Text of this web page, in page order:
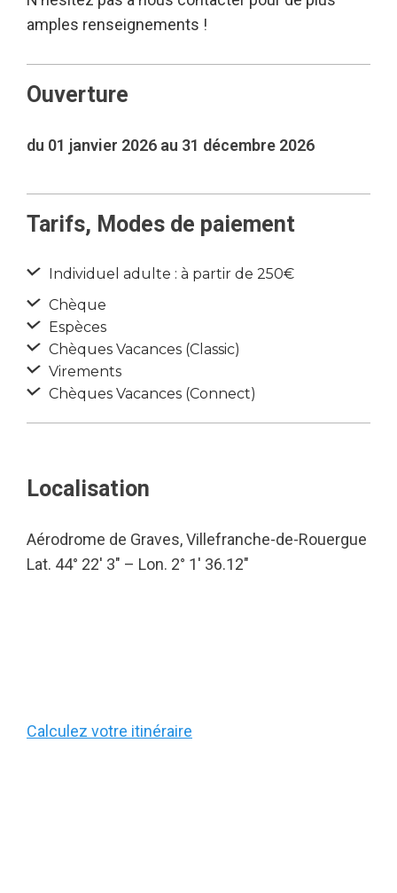
amples renseignements !
Ouverture
du 01 janvier 2026 au 31 décembre 2026
Tarifs, Modes de paiement
Individuel adulte : à partir de 250€
Chèque
Espèces
Chèques Vacances (Classic)
Virements
Chèques Vacances (Connect)
Localisation
Aérodrome de Graves, Villefranche-de-Rouergue
Lat. 44° 22′ 3″ – Lon. 2° 1′ 36.12″
Calculez votre itinéraire